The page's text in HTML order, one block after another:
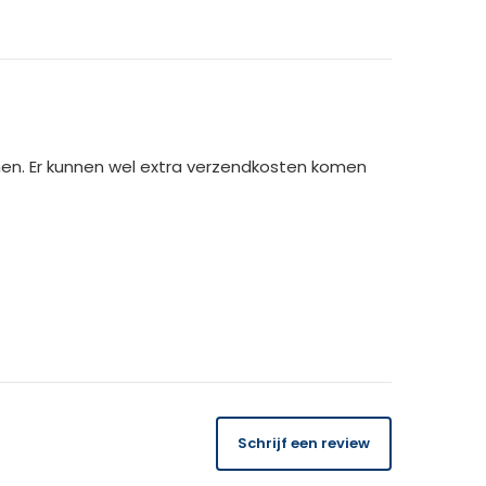
Er kunnen wel extra verzendkosten komen
gecrediteerd. Bij ontvangst van
binnen 14 dagen de kosten van het
Schrijf een review